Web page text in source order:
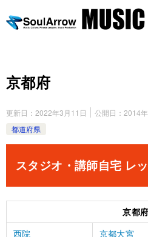
京都府
更新日： 2022年3月11日 公開日： 2014
都道府県
スタジオ・講師自宅 レ
京都府
西院
京都大宮